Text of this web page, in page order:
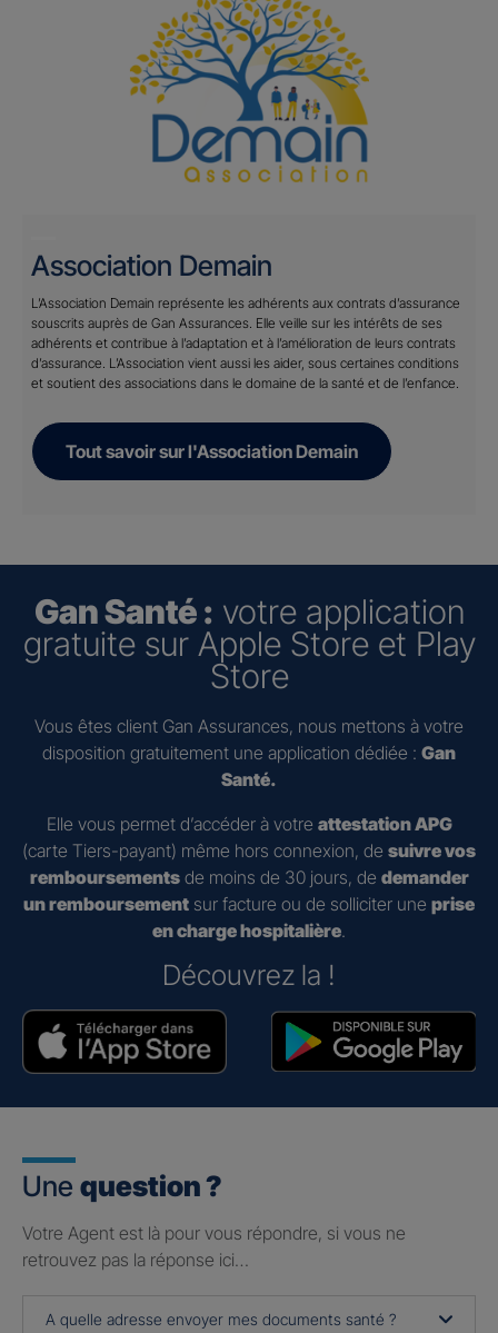
Association Demain
L’Association Demain représente les adhérents aux contrats d’assurance
souscrits auprès de Gan Assurances. Elle veille sur les intérêts de ses
adhérents et contribue à l’adaptation et à l’amélioration de leurs contrats
d’assurance. L’Association vient aussi les aider, sous certaines conditions
et soutient des associations dans le domaine de la santé et de l’enfance.
Tout savoir sur l'Association Demain
Gan Santé : votre application
gratuite sur Apple Store et Play
Store
Vous êtes client Gan Assurances, nous mettons à votre
disposition gratuitement une application dédiée : Gan
Santé.
Elle vous permet d’accéder à votre attestation APG
(carte Tiers-payant) même hors connexion, de suivre vos
remboursementsde moins de 30 jours, de demander
un remboursement sur facture ou de solliciter une prise
en charge hospitalière.
Découvrez la !
Une question ?
Votre Agent est là pour vous répondre, si vous ne
retrouvez pas la réponse ici…
A quelle adresse envoyer mes documents santé ?